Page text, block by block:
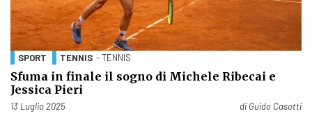
SPORT TENNIS - TENNIS
Sfuma in finale il sogno di Michele Ribecai e
Jessica Pieri
Pubblicato il
13 Luglio 2025 di Guido Casotti